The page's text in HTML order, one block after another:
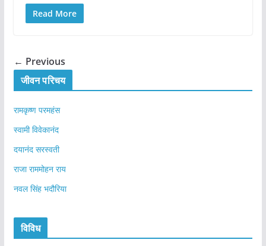
Read More
← Previous
जीवन परिचय
रामकृष्ण परमहंस
स्वामी विवेकानंद
दयानंद सरस्वती
राजा राममोहन राय
नवल सिंह भदौरिया
विविध